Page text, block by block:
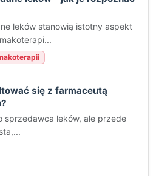
leków stanowią istotny aspekt
się z farmaceutą
sprzedawca leków, ale przede